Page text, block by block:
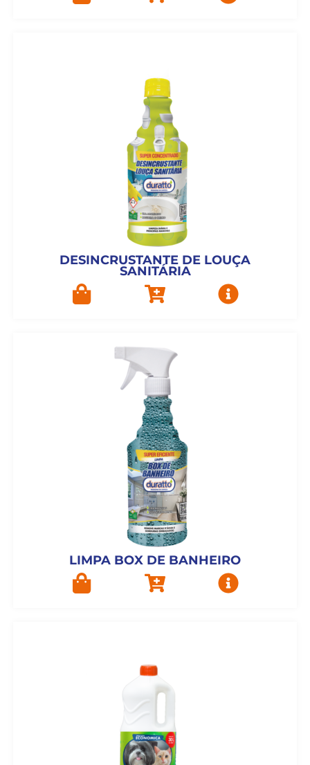
DESINCRUSTANTE DE LOUÇA
SANITÁRIA
LIMPA BOX DE BANHEIRO